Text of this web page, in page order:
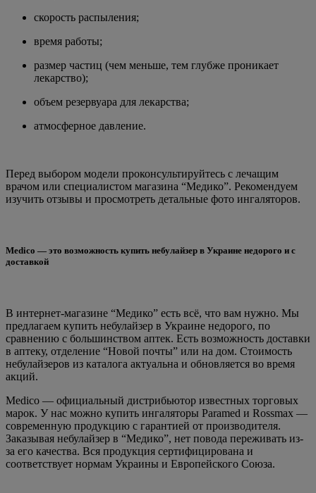
скорость распыления;
время работы;
размер частиц (чем меньше, тем глубже проникает
лекарство);
объем резервуара для лекарства;
атмосферное давление.
Перед выбором модели проконсультируйтесь с лечащим
врачом или специалистом магазина “Медико”. Рекомендуем
изучить отзывы и просмотреть детальные фото ингаляторов.
Medico — это возможность купить небулайзер в Украине недорого и с
доставкой
В интернет-магазине “Медико” есть всё, что вам нужно. Мы
предлагаем купить небулайзер в Украине недорого, по
сравнению с большинством аптек. Есть возможность доставки
в аптеку, отделение “Новой почты” или на дом. Стоимость
небулайзеров из каталога актуальна и обновляется во время
акций.
Medico — официальный дистрибьютор известных торговых
марок. У нас можно купить ингаляторы Paramed и Rossmax —
современную продукцию с гарантией от производителя.
Заказывая небулайзер в “Медико”, нет повода переживать из-
за его качества. Вся продукция сертифицирована и
соответствует нормам Украины и Европейского Союза.